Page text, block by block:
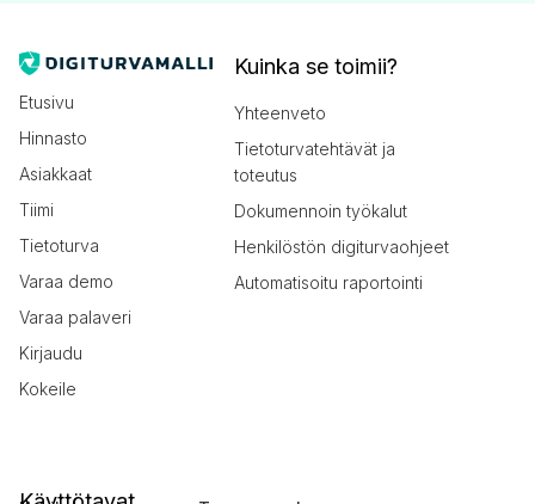
Etusivu
Hinnasto
Asiakkaat
Tiimi
Tietoturva
Varaa demo
Varaa palaveri
Kirjaudu
Kokeile
Kuinka se toimii?
Yhteenveto
Tietoturvatehtävät ja
toteutus
Dokumennoin työkalut
Henkilöstön digiturvaohjeet
Automatisoitu raportointi